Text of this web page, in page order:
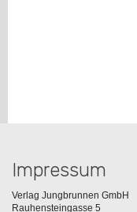
Impressum
Verlag Jungbrunnen GmbH
Rauhensteingasse 5